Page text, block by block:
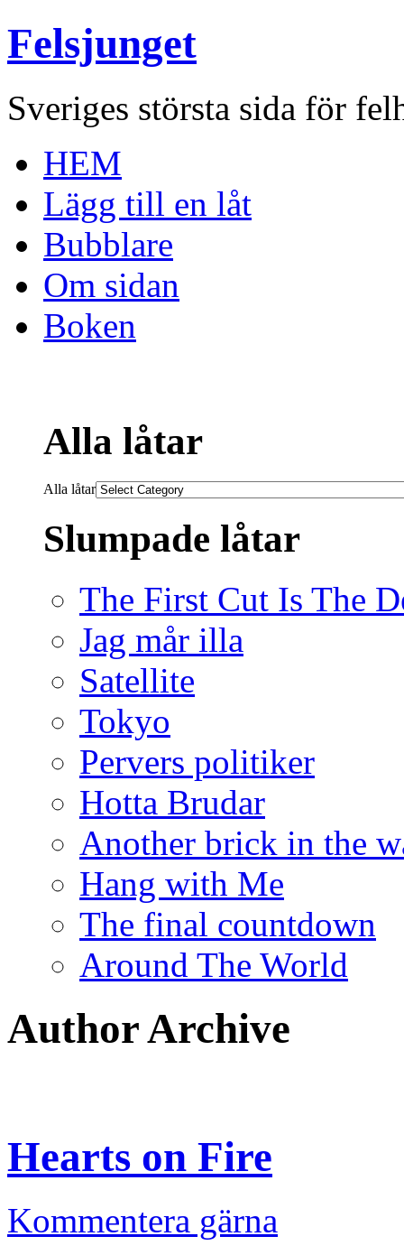
Felsjunget
Sveriges största sida för
HEM
Lägg till en låt
Bubblare
Om sidan
Boken
Alla låtar
Alla låtar
Slumpade låtar
The First Cut Is The
Jag mår illa
Satellite
Tokyo
Pervers politiker
Hotta Brudar
Another brick in the
Hang with Me
The final countdown
Around The World
Author Archive
Hearts on Fire
Kommentera gärna